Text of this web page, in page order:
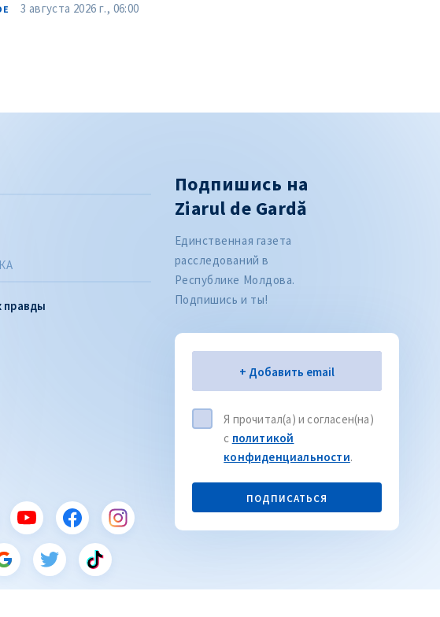
3 августа 2026 г., 06:00
правды
Подпишись на
Ziarul de Gardă
Единственная газета
расследований в
Республике Молдова.
Подпишись и ты!
Электронная почта
+ Добавить email
Я прочитал(а) и согласен(на)
с политикой
конфиденциальности.
ПОДПИСАТЬСЯ
Citește articolul
CITEȘTE